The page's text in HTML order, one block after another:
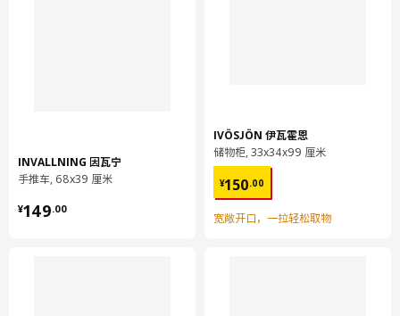
INVALLNING 因瓦宁
手推车, 68x39 厘米
¥149.00
¥ 149.00
IVÖSJÖN 伊瓦霍恩
储物柜, 33x34x99 厘米
¥150.00
¥ 150.00
宽敞开口，一拉轻松取物